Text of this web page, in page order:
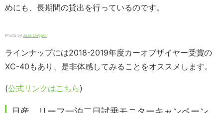
めにも、長期間の貸出を行っているのです。
Photo by Jose Ongpin
ラインナップには2018-2019年度カーオブザイヤー受賞の
XC-40もあり、是非体感してみることをオススメします。
(公式リンクはこちら)